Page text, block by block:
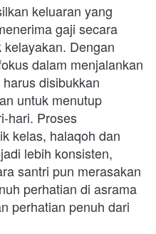
keluaran yang
gaji secara
Dengan
dalam menjalankan
disibukkan
untuk menutup
hari. Proses
kelas, halaqoh dan
lebih konsisten,
santri pun merasakan
perhatian di asrama
perhatian penuh dari